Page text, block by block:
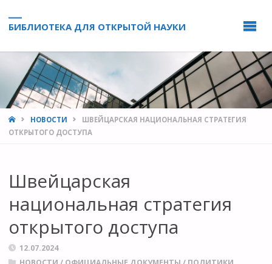
БИБЛИОТЕКА ДЛЯ ОТКРЫТОЙ НАУКИ
HOMEНОВОСТИ
ШВЕЙЦАРСКАЯ НАЦИОНАЛЬНАЯ СТРАТЕГИЯ
ОТКРЫТОГО ДОСТУПА
Швейцарская
национальная стратегия
открытого доступа
12.07.2024